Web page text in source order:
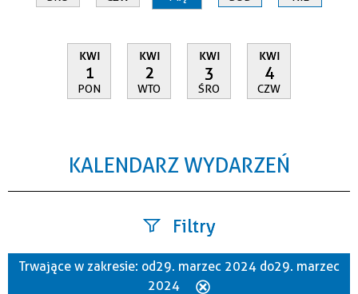
KWI
1
PON
KWI
2
WTO
KWI
3
ŚRO
KWI
4
CZW
KALENDARZ WYDARZEŃ
Filtry
Szukana fraza
Trwające w zakresie: od 29. marzec 2024 do 29. marzec
2024